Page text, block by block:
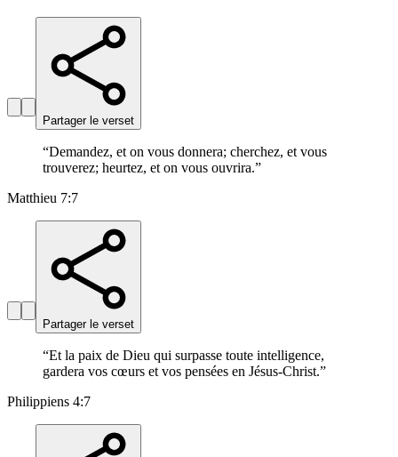
Partager le verset
“Demandez, et on vous donnera; cherchez, et vous
trouverez; heurtez, et on vous ouvrira.”
Matthieu 7:7
Partager le verset
“Et la paix de Dieu qui surpasse toute intelligence,
gardera vos cœurs et vos pensées en Jésus-Christ.”
Philippiens 4:7